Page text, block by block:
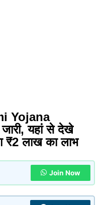
Yojana
यहां से देखे
₹2 लाख का लाभ
Join Now